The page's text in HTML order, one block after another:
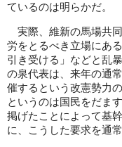
ているのは明らかだ。
実際、維新の馬場共
労をとるべき立場にあ
引き受ける」などと乱
の泉代表は、来年の通
催するという改憲勢力
というのは国民をだま
掲げたことによって基
に、こうした要求を通